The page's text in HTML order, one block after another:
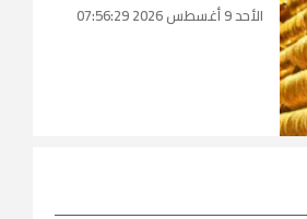
الأحد 9 أغسطس 2026 07:56:29